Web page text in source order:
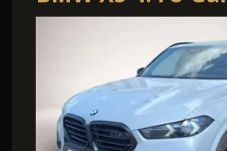
Steptronic